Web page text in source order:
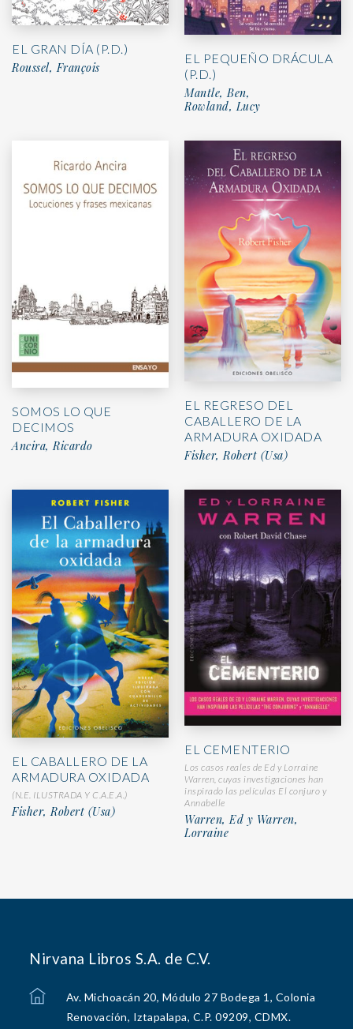
EL GRAN DÍA (P.D.)
Roussel, François
EL PEQUEÑO DRÁCULA
(P.D.)
Mantle, Ben,
Rowland, Lucy
SOMOS LO QUE
DECIMOS
Ancira, Ricardo
EL REGRESO DEL
CABALLERO DE LA
ARMADURA OXIDADA
Fisher, Robert (Usa)
EL CABALLERO DE LA
ARMADURA OXIDADA
(N.E. ILUSTRADA Y C.A.E.A.)
Fisher, Robert (Usa)
EL CEMENTERIO
Los casos reales de Ed y Lorraine
Warren, cuyas investigaciones han
inspirado las películas El conjuro y
Annabelle
Warren, Ed y Warren,
Lorraine
Nirvana Libros S.A. de C.V.
Av. Michoacán 20, Módulo 27 Bodega 1, Colonia
Renovación, Iztapalapa, C.P. 09209, CDMX.